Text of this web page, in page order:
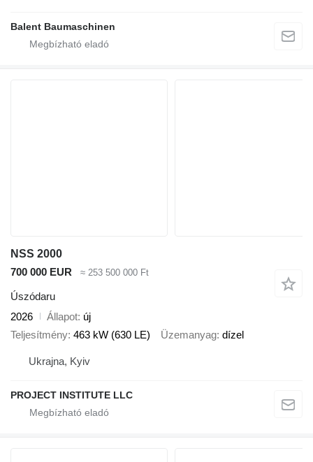
Balent Baumaschinen
NSS 2000
700 000 EUR
≈ 253 500 000 Ft
Úszódaru
2026
Állapot új
Teljesítmény 463 kW (630 LE) Üzemanyag dízel
Ukrajna, Kyiv
PROJECT INSTITUTE LLC